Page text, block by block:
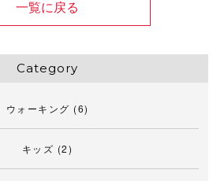
一覧に戻る
Category
ウォーキング (6)
キッズ (2)